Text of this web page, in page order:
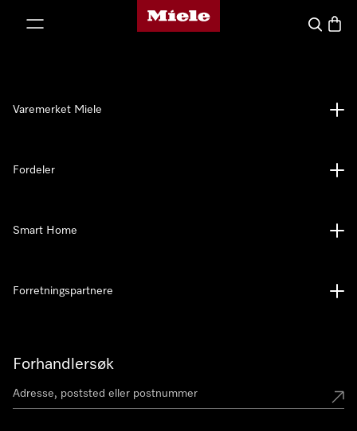
Mieles hjemmeside
Søk
Forhandlersøk
Varemerket Miele
Fordeler
Smart Home
Forretningspartnere